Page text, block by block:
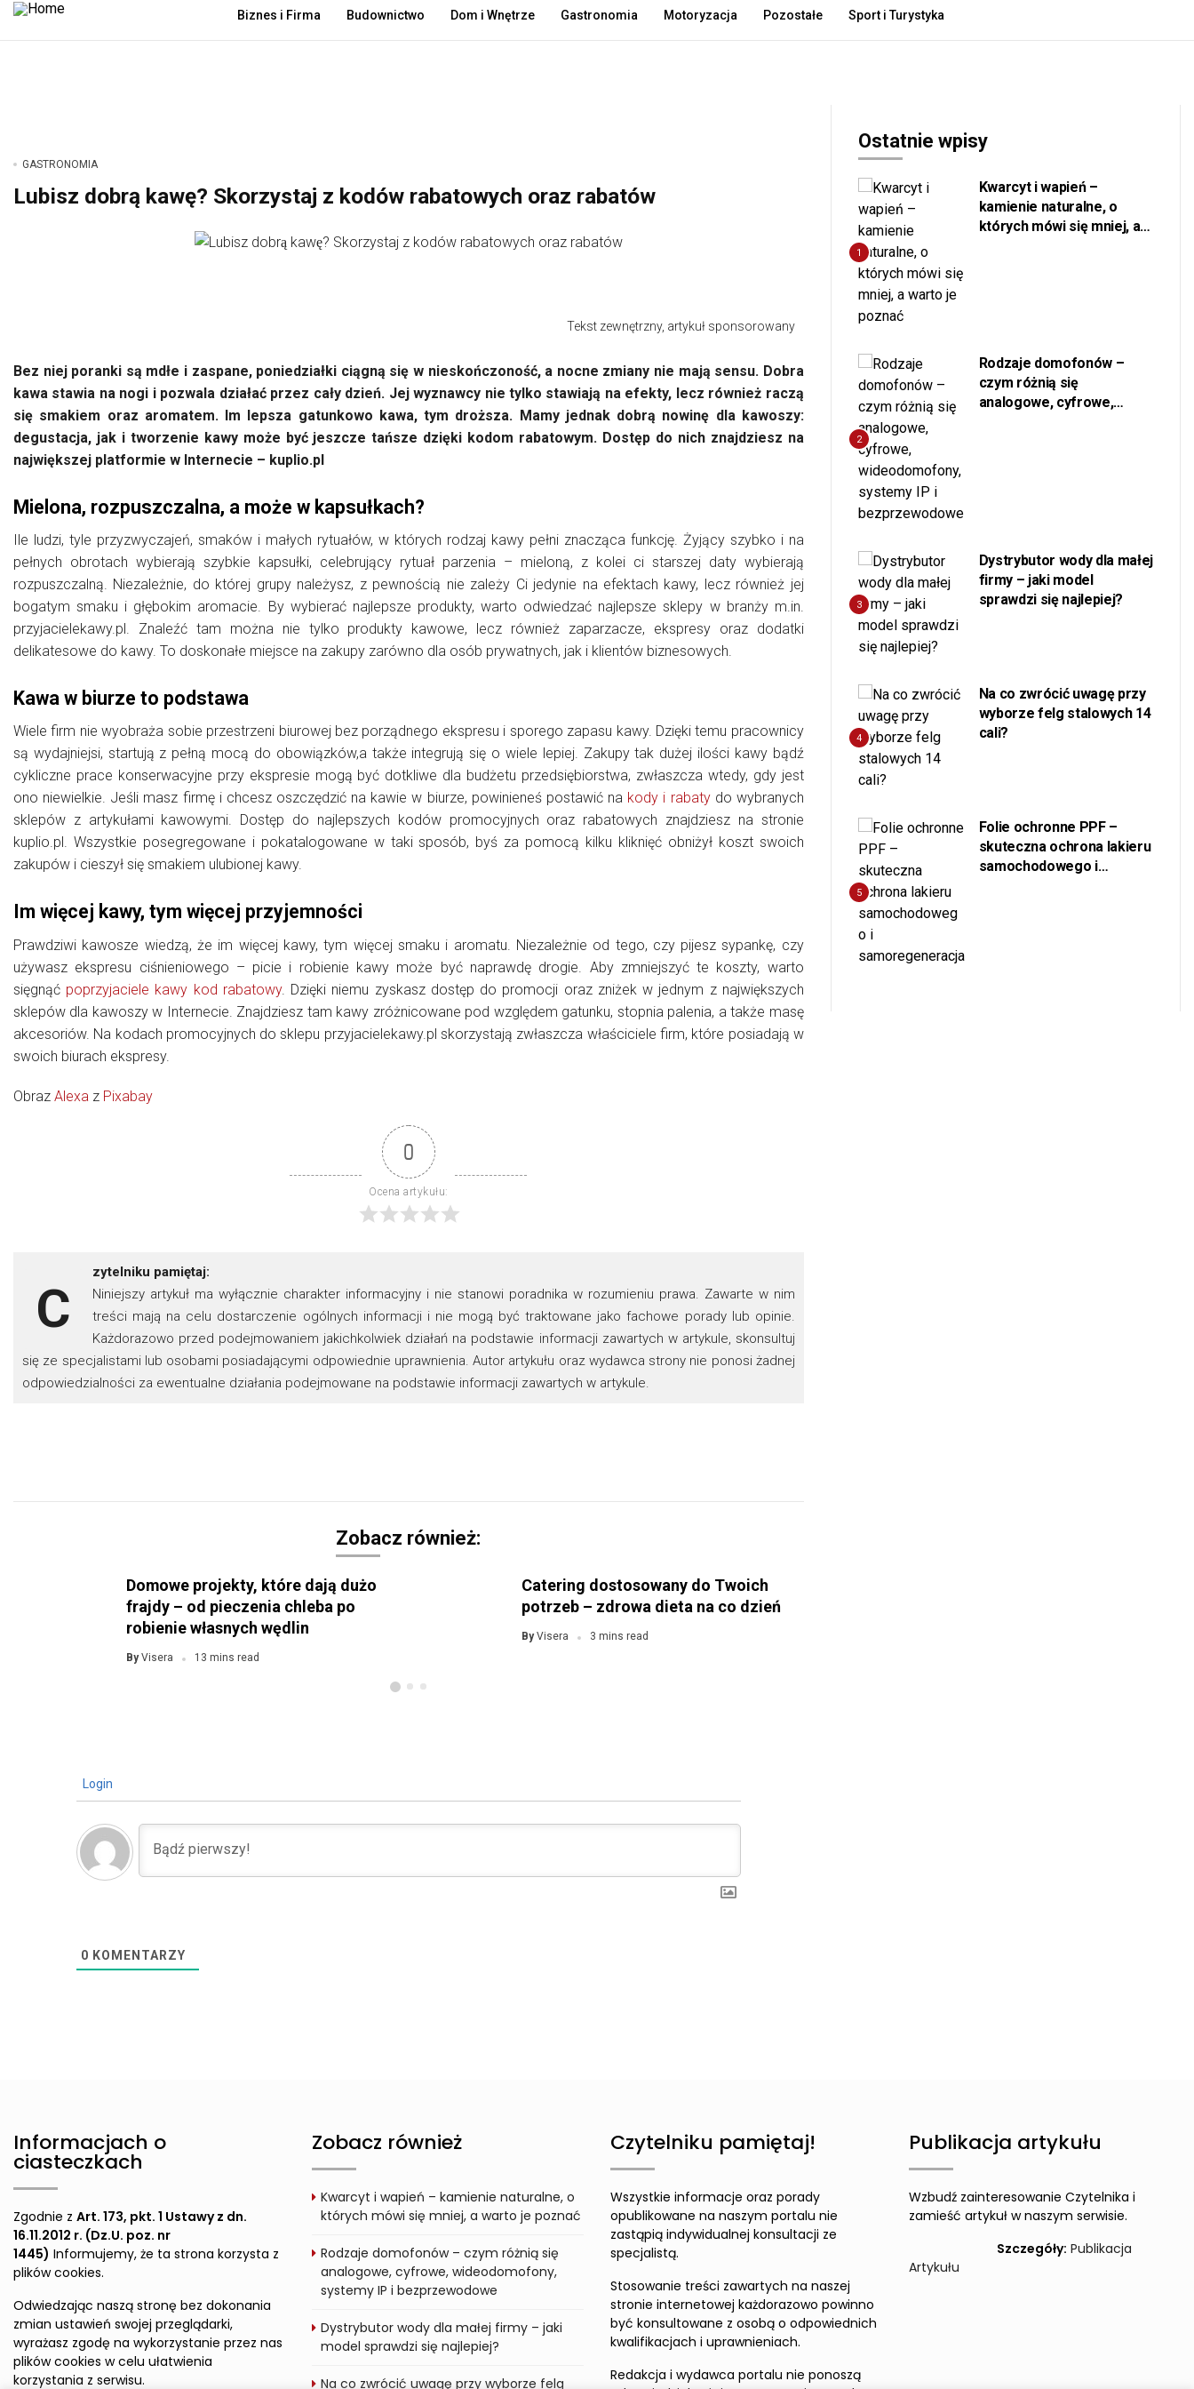
Publikacja Artykułu
Biznes i Firma Budownictwo Dom i Wnętrze Gastronomia Motoryzacja Pozostałe Sport i Turystyka
GASTRONOMIA
Lubisz dobrą kawę? Skorzystaj z kodów rabatowych oraz rabatów
Tekst zewnętrzny, artykuł sponsorowany
Bez niej poranki są mdłe i zaspane, poniedziałki ciągną się w nieskończoność, a nocne zmiany nie mają sensu. Dobra
kawa stawia na nogi i pozwala działać przez cały dzień. Jej wyznawcy nie tylko stawiają na efekty, lecz również raczą
się smakiem oraz aromatem. Im lepsza gatunkowo kawa, tym droższa. Mamy jednak dobrą nowinę dla kawoszy:
degustacja, jak i tworzenie kawy może być jeszcze tańsze dzięki kodom rabatowym. Dostęp do nich znajdziesz na
największej platformie w Internecie – kuplio.pl
Mielona, rozpuszczalna, a może w kapsułkach?
Ile ludzi, tyle przyzwyczajeń, smaków i małych rytuałów, w których rodzaj kawy pełni znacząca funkcję. Żyjący szybko i na
pełnych obrotach wybierają szybkie kapsułki, celebrujący rytuał parzenia – mieloną, z kolei ci starszej daty wybierają
rozpuszczalną. Niezależnie, do której grupy należysz, z pewnością nie zależy Ci jedynie na efektach kawy, lecz również jej
bogatym smaku i głębokim aromacie. By wybierać najlepsze produkty, warto odwiedzać najlepsze sklepy w branży m.in.
przyjacielekawy.pl. Znaleźć tam można nie tylko produkty kawowe, lecz również zaparzacze, ekspresy oraz dodatki
delikatesowe do kawy. To doskonałe miejsce na zakupy zarówno dla osób prywatnych, jak i klientów biznesowych.
Kawa w biurze to podstawa
Wiele firm nie wyobraża sobie przestrzeni biurowej bez porządnego ekspresu i sporego zapasu kawy. Dzięki temu pracownicy
są wydajniejsi, startują z pełną mocą do obowiązków,a także integrują się o wiele lepiej. Zakupy tak dużej ilości kawy bądź
cykliczne prace konserwacyjne przy ekspresie mogą być dotkliwe dla budżetu przedsiębiorstwa, zwłaszcza wtedy, gdy jest
ono niewielkie. Jeśli masz firmę i chcesz oszczędzić na kawie w biurze, powinieneś postawić na kody i rabatydo wybranych
sklepów z artykułami kawowymi. Dostęp do najlepszych kodów promocyjnych oraz rabatowych znajdziesz na stronie
kuplio.pl. Wszystkie posegregowane i pokatalogowane w taki sposób, byś za pomocą kilku kliknięć obniżył koszt swoich
zakupów i cieszył się smakiem ulubionej kawy.
Im więcej kawy, tym więcej przyjemności
Prawdziwi kawosze wiedzą, że im więcej kawy, tym więcej smaku i aromatu. Niezależnie od tego, czy pijesz sypankę, czy
używasz ekspresu ciśnieniowego – picie i robienie kawy może być naprawdę drogie. Aby zmniejszyć te koszty, warto
sięgnąć poprzyjaciele kawy kod rabatowy. Dzięki niemu zyskasz dostęp do promocji oraz zniżek w jednym z największych
sklepów dla kawoszy w Internecie. Znajdziesz tam kawy zróżnicowane pod względem gatunku, stopnia palenia, a także masę
akcesoriów. Na kodach promocyjnych do sklepu przyjacielekawy.pl skorzystają zwłaszcza właściciele firm, które posiadają w
swoich biurach ekspresy.
Obraz Alexa z Pixabay
0
Ocena artykułu:
C
zytelniku pamiętaj:
Niniejszy artykuł ma wyłącznie charakter informacyjny i nie stanowi poradnika w rozumieniu prawa. Zawarte w nim
treści mają na celu dostarczenie ogólnych informacji i nie mogą być traktowane jako fachowe porady lub opinie.
Każdorazowo przed podejmowaniem jakichkolwiek działań na podstawie informacji zawartych w artykule, skonsultuj
się ze specjalistami lub osobami posiadającymi odpowiednie uprawnienia. Autor artykułu oraz wydawca strony nie ponosi żadnej
odpowiedzialności za ewentualne działania podejmowane na podstawie informacji zawartych w artykule.
Zobacz również:
Domowe projekty, które dają dużo
frajdy – od pieczenia chleba po
robienie własnych wędlin
By Visera 13 mins read
Catering dostosowany do Twoich
potrzeb – zdrowa dieta na co dzień
By Visera 3 mins read
Login
0 KOMENTARZY
Ostatnie wpisy
1
Kwarcyt i wapień –
kamienie naturalne, o
których mówi się mniej, a
2
Rodzaje domofonów –
czym różnią się
analogowe, cyfrowe,
3
Dystrybutor wody dla małej
firmy – jaki model
sprawdzi się najlepiej?
4
Na co zwrócić uwagę przy
wyborze felg stalowych 14
cali?
5
Folie ochronne PPF –
skuteczna ochrona lakieru
samochodowego i
Informacjach o
ciasteczkach
Zgodnie z Art. 173, pkt. 1 Ustawy z dn.
16.11.2012 r. (Dz.U. poz. nr
1445) Informujemy, że ta strona korzysta z
plików cookies.
Odwiedzając naszą stronę bez dokonania
zmian ustawień swojej przeglądarki,
wyrażasz zgodę na wykorzystanie przez nas
plików cookies w celu ułatwienia
korzystania z serwisu.
Zobacz również
Kwarcyt i wapień – kamienie naturalne, o
których mówi się mniej, a warto je poznać
Rodzaje domofonów – czym różnią się
analogowe, cyfrowe, wideodomofony,
systemy IP i bezprzewodowe
Dystrybutor wody dla małej firmy – jaki
model sprawdzi się najlepiej?
Na co zwrócić uwagę przy wyborze felg
Czytelniku pamiętaj!
Wszystkie informacje oraz porady
opublikowane na naszym portalu nie
zastąpią indywidualnej konsultacji ze
specjalistą.
Stosowanie treści zawartych na naszej
stronie internetowej każdorazowo powinno
być konsultowane z osobą o odpowiednich
kwalifikacjach i uprawnieniach.
Redakcja i wydawca portalu nie ponoszą
Publikacja artykułu
Wzbudź zainteresowanie Czytelnika i
zamieść artykuł w naszym serwisie.
Szczegóły: Publikacja
Artykułu